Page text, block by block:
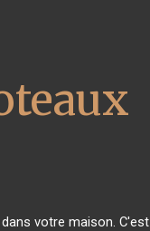
votre maison. C'est